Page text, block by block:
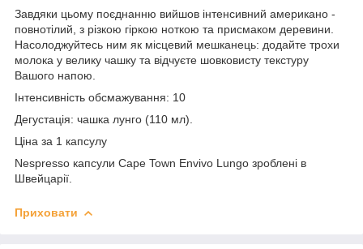
Завдяки цьому поєднанню вийшов інтенсивний американо -
повнотілий, з різкою гіркою ноткою та присмаком деревини.
Насолоджуйтесь ним як місцевий мешканець: додайте трохи
молока у велику чашку та відчуєте шовковисту текстуру
Вашого напою.
Інтенсивність обсмажування: 10
Дегустація: чашка лунго (110 мл).
Ціна за 1 капсулу
Nespresso капсули Cape Town Envivo Lungo зроблені в
Швейцарії.
Приховати